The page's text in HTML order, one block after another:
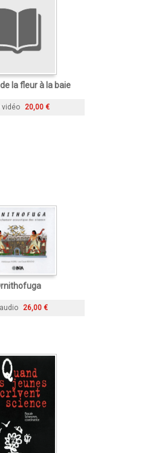
la fleur à la baie
vidéo 20,00 €
26,00 €